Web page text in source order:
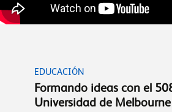
EDUCACIÓN
Formando ideas con el
Universidad de Melbourne